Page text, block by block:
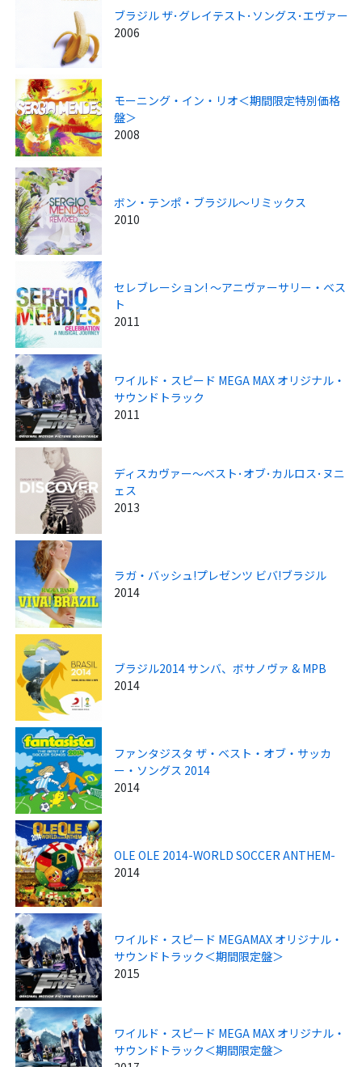
ブラジル ザ･グレイテスト･ソングス･エヴァー
2006
モーニング・イン・リオ＜期間限定特別価格
盤＞
2008
ボン・テンポ・ブラジル～リミックス
2010
セレブレーション! ～アニヴァーサリー・ベス
ト
2011
ワイルド・スピード MEGA MAX オリジナル・
サウンドトラック
2011
ディスカヴァー～ベスト･オブ･カルロス･ヌニ
ェス
2013
ラガ・バッシュ!プレゼンツ ビバ!ブラジル
2014
ブラジル2014 サンバ、ボサノヴァ & MPB
2014
ファンタジスタ ザ・ベスト・オブ・サッカ
ー・ソングス 2014
2014
OLE OLE 2014-WORLD SOCCER ANTHEM-
2014
ワイルド・スピード MEGAMAX オリジナル・
サウンドトラック＜期間限定盤＞
2015
ワイルド・スピード MEGA MAX オリジナル・
サウンドトラック＜期間限定盤＞